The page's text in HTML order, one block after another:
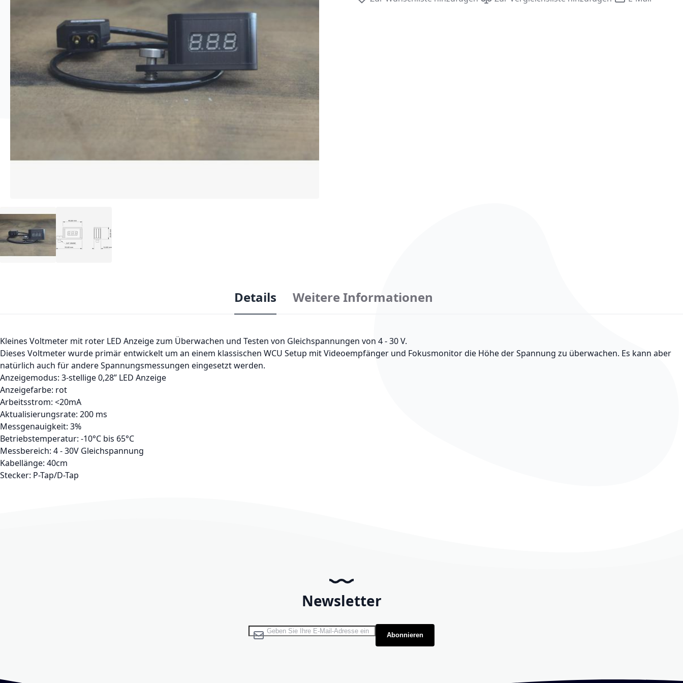
Details
Kleines Voltmeter mit roter LED Anzeige zum Überwachen und Testen von Gleichspannungen von 4 - 30 V.
Dieses Voltmeter wurde primär entwickelt um an einem klassischen WCU Setup mit Videoempfänger und Fokusmonitor die Höhe der Spannung zu überwachen. Es kann aber
natürlich auch für andere Spannungsmessungen eingesetzt werden.
Anzeigemodus: 3-stellige 0,28” LED Anzeige
Anzeigefarbe: rot
Arbeitsstrom: <20mA
Aktualisierungsrate: 200 ms
Messgenauigkeit: 3%
Betriebstemperatur: -10°C bis 65°C
Messbereich: 4 - 30V Gleichspannung
Kabellänge: 40cm
Stecker: P-Tap/D-Tap
Weitere Informationen
Newsletter
Melden Sie sich für unseren Newsletter an:
Abonnieren